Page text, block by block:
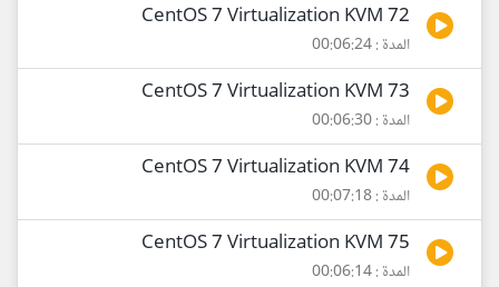
72 CentOS 7 Virtualization KVM
المدة : 00:06:24
73 CentOS 7 Virtualization KVM
المدة : 00:06:30
74 CentOS 7 Virtualization KVM
المدة : 00:07:18
75 CentOS 7 Virtualization KVM
المدة : 00:06:14